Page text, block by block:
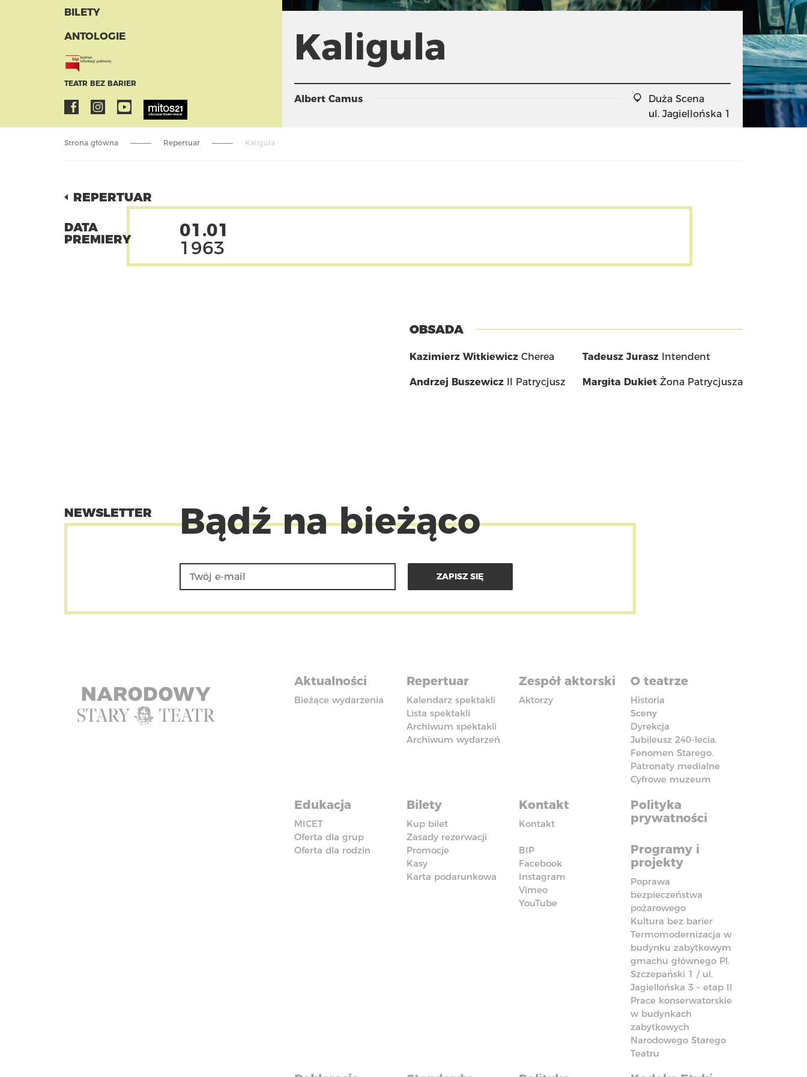
BILETY
ANTOLOGIE
TEATR BEZ BARIER
Kaligula
Albert Camus
Duża Scena
ul. Jagiellońska 1
Strona główna Repertuar Kaligula
REPERTUAR
DATA
PREMIERY
01.01
1963
OBSADA
Kazimierz Witkiewicz Cherea
Andrzej Buszewicz II Patrycjusz
Tadeusz Jurasz Intendent
Margita Dukiet Żona Patrycjusza
NEWSLETTER Bądź na bieżąco
Aktualności
Bieżące wydarzenia
Repertuar
Kalendarz spektakli
Lista spektakli
Archiwum spektakli
Archiwum wydarzeń
Zespół aktorski
Aktorzy
O teatrze
Historia
Sceny
Dyrekcja
Jubileusz 240-lecia.
Fenomen Starego.
Patronaty medialne
Cyfrowe muzeum
Edukacja
MICET
Oferta dla grup
Oferta dla rodzin
Bilety
Kup bilet
Zasady rezerwacji
Promocje
Kasy
Karta podarunkowa
Kontakt
Kontakt
BIP
Facebook
Instagram
Vimeo
YouTube
Polityka
prywatności
Programy i
projekty
Poprawa
bezpieczeństwa
pożarowego
Kultura bez barier
Termomodernizacja w
budynku zabytkowym
gmachu głównego Pl.
Szczepański 1 / ul.
Jagiellońska 3 – etap II
Prace konserwatorskie
w budynkach
zabytkowych
Narodowego Starego
Teatru